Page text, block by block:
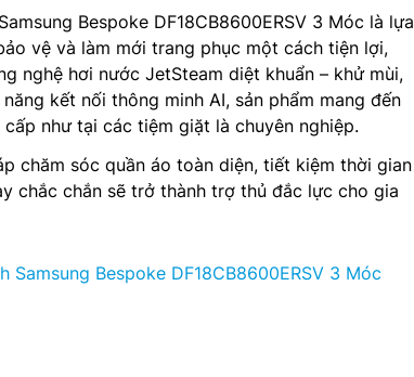
Samsung Bespoke DF18CB8600ERSV 3 Móc là lựa
vệ và làm mới trang phục một cách tiện lợi,
nghệ hơi nước JetSteam diệt khuẩn – khử mùi,
kết nối thông minh AI, sản phẩm mang đến
như tại các tiệm giặt là chuyên nghiệp.
chăm sóc quần áo toàn diện, tiết kiệm thời gian
chắc chắn sẽ trở thành trợ thủ đắc lực cho gia
Samsung Bespoke DF18CB8600ERSV 3 Móc